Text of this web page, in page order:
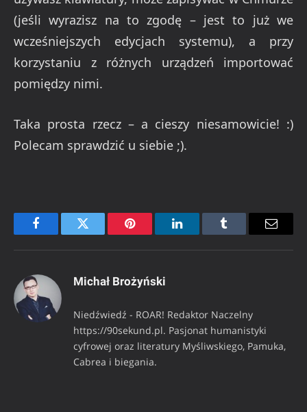
(jeśli wyrazisz na to zgodę – jest to już we
wcześniejszych edycjach systemu), a przy
korzystaniu z różnych urządzeń importować
pomiędzy nimi.
Taka prosta rzecz – a cieszy niesamowicie! :)
Polecam sprawdzić u siebie ;).
FacebookTwitter Pinterest LinkedInTumblr Email
Michał Brożyński
Niedźwiedź - ROAR! Redaktor Naczelny
https://90sekund.pl. Pasjonat humanistyki
cyfrowej oraz literatury Myśliwskiego, Pamuka,
Cabrea i biegania.